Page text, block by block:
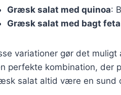
Græsk salat med quinoa:
Græsk salat med bagt feta
variationer gør det
perfekte kombination, der
salat altid være en sund